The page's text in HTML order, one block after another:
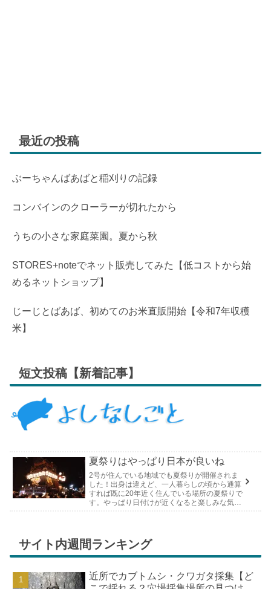
最近の投稿
ぶーちゃんばあばと稲刈りの記録
コンバインのクローラーが切れたから
うちの小さな家庭菜園。夏から秋
STORES+noteでネット販売してみた【低コストから始
めるネットショップ】
じーじとばあば、初めてのお米直販開始【令和7年収穫
米】
短文投稿【新着記事】
夏祭りはやっぱり日本が良いね
2号が住んでいる地域でも夏祭りが開催されま
した！出身は違えど、一人暮らしの頃から通算
すれば既に20年近く住んでいる場所の夏祭りで
す。やっぱり日付けが近くなると楽しみな気持
サイト内週間ランキング
近所でカブトムシ・クワガタ採集【ど